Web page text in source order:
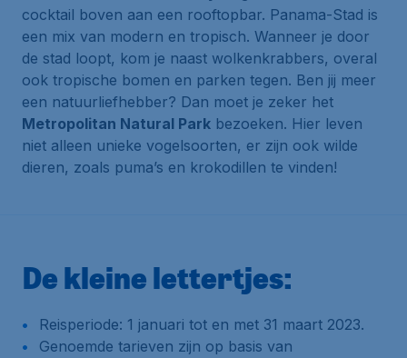
cocktail boven aan een rooftopbar. Panama-Stad is
een mix van modern en tropisch. Wanneer je door
de stad loopt, kom je naast wolkenkrabbers, overal
ook tropische bomen en parken tegen. Ben jij meer
een natuurliefhebber? Dan moet je zeker het
Metropolitan Natural Park bezoeken. Hier leven
niet alleen unieke vogelsoorten, er zijn ook wilde
dieren, zoals puma’s en krokodillen te vinden!
De kleine lettertjes:
Reisperiode: 1 januari tot en met 31 maart 2023.
Genoemde tarieven zijn op basis van